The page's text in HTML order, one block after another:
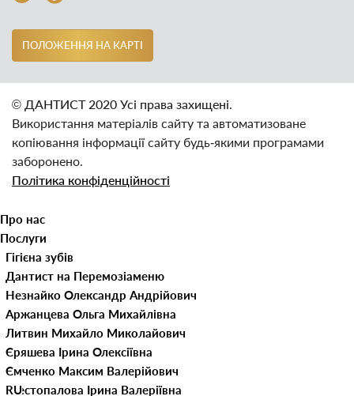
ПОЛОЖЕННЯ НА КАРТІ
© ДАНТИСТ 2020 Усі права захищені.
Використання матеріалів сайту та автоматизоване
копіювання інформації сайту будь‑якими програмами
заборонено.
Політика конфіденційності
Про нас
Послуги
Гігієна зубів
Видалення зубного каменю
Дитяча стоматологія
Видалення молочних зубів
Герметизація фісур
Лікування карієсу молочних
зубів
Лікування молочних зубів
Реставрація молочних зубів
Естетична стоматологія
Відбілювання зубів
Вініри для зубів
Люмініри
Імплантація зубів
Консультація стоматолога
Лікування захворювань СНЩС
Лікування зубів
Лікування зубів під
Лікування ясен
Наші клініки
Дантист на Перемозі
Дантист на Пушкіна
Лікарі
Незнайко Олександр Андрійович
Аржанцева Ольга Михайлівна
Литвин Михайло Миколайович
Єряшева Ірина Олексіївна
Ємченко Максим Валерійович
Шестопалова Ірина Валеріївна
ЦІНИ
Контакти
Блог
Портфоліо
UA
RU